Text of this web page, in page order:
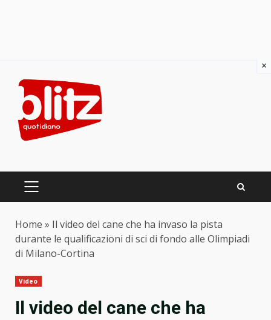
content
PRIMARY
Home » Il video del cane che ha invaso la pista
durante le qualificazioni di sci di fondo alle Olimpiadi
di Milano-Cortina
Video
Il video del cane che ha
×